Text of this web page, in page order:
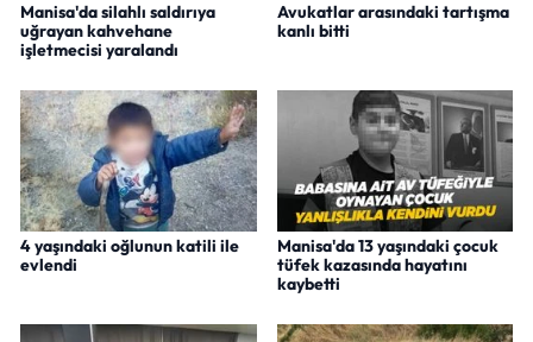
Manisa'da silahlı saldırıya
uğrayan kahvehane
işletmecisi yaralandı
Avukatlar arasındaki tartışma
kanlı bitti
4 yaşındaki oğlunun katili ile
evlendi
Manisa'da 13 yaşındaki çocuk
tüfek kazasında hayatını
kaybetti